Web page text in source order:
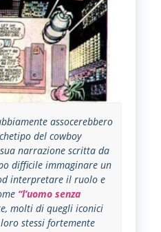
assocerebbero
del cowboy
narrazione scritta da
difficile immaginare un
interpretare il ruolo e
“l’uomo senza
molti di quegli iconici
stessi fortemente